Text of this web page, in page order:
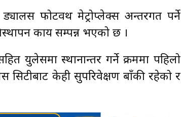
फोर्टवर्थ मेट्रोप्लेक्स अन्तरगत पर्ने
कार्य सम्पन्न भएको छ ।
युलेसमा स्थानान्तर गर्ने क्रममा पहिलो
केही सुपरिवेक्षण बाँकी रहेको र